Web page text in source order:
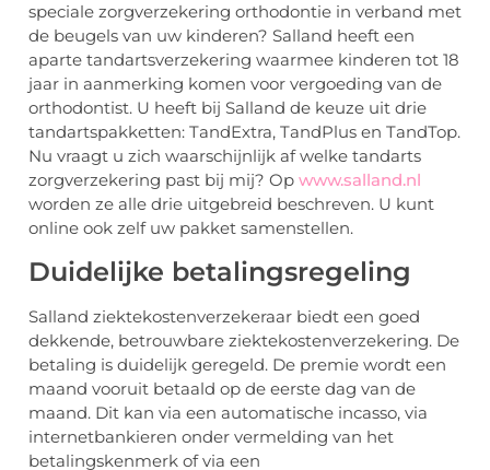
speciale zorgverzekering orthodontie in verband met
de beugels van uw kinderen? Salland heeft een
aparte tandartsverzekering waarmee kinderen tot 18
jaar in aanmerking komen voor vergoeding van de
orthodontist. U heeft bij Salland de keuze uit drie
tandartspakketten: TandExtra, TandPlus en TandTop.
Nu vraagt u zich waarschijnlijk af welke tandarts
zorgverzekering past bij mij? Op www.salland.nl
worden ze alle drie uitgebreid beschreven. U kunt
online ook zelf uw pakket samenstellen.
Duidelijke betalingsregeling
Salland ziektekostenverzekeraar biedt een goed
dekkende, betrouwbare ziektekostenverzekering. De
betaling is duidelijk geregeld. De premie wordt een
maand vooruit betaald op de eerste dag van de
maand. Dit kan via een automatische incasso, via
internetbankieren onder vermelding van het
betalingskenmerk of via een